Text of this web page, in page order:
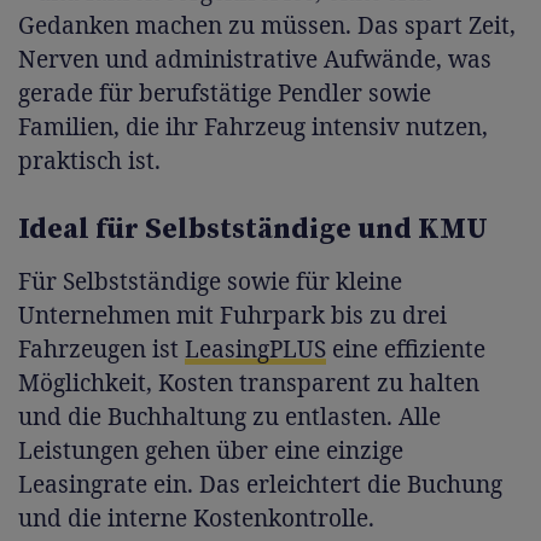
Gedanken machen zu müssen. Das spart Zeit,
Nerven und administrative Aufwände, was
gerade für berufstätige Pendler sowie
Familien, die ihr Fahrzeug intensiv nutzen,
praktisch ist.
Ideal für Selbstständige und KMU
Für Selbstständige sowie für kleine
Unternehmen mit Fuhrpark bis zu drei
Fahrzeugen ist LeasingPLUS eine effiziente
Möglichkeit, Kosten transparent zu halten
und die Buchhaltung zu entlasten. Alle
Leistungen gehen über eine einzige
Leasingrate ein. Das erleichtert die Buchung
und die interne Kostenkontrolle.